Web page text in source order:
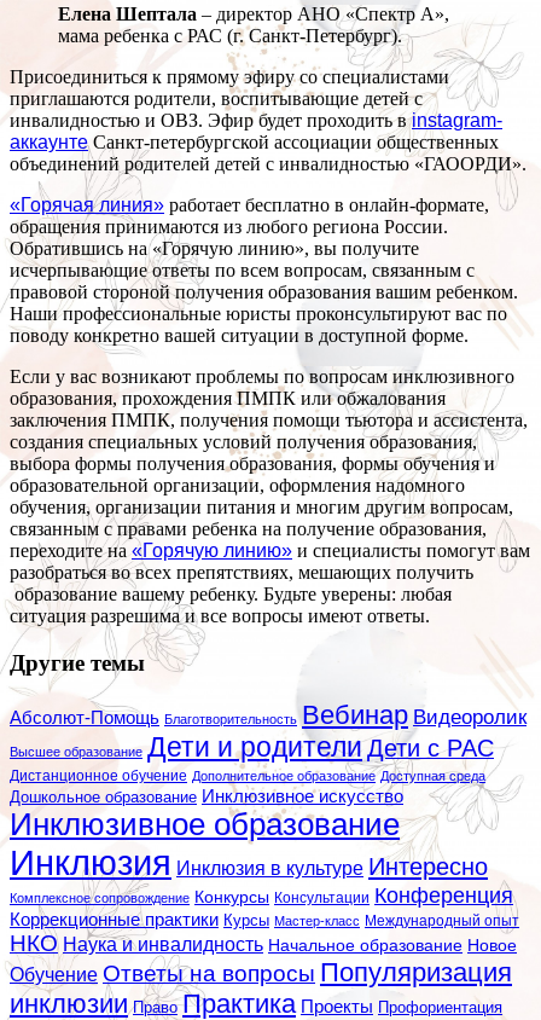
Елена Шептала – директор АНО «Спектр А»,
мама ребенка с РАС (г. Санкт-Петербург).
Присоединиться к прямому эфиру со специалистами
приглашаются родители, воспитывающие детей с
инвалидностью и ОВЗ. Эфир будет проходить вinstagram-
аккаунтеСанкт-петербургской ассоциации общественных
объединений родителей детей с инвалидностью «ГАООРДИ».
«Горячая линия» работает бесплатно в онлайн-формате,
обращения принимаются из любого региона России.
Обратившись на «Горячую линию», вы получите
исчерпывающие ответы по всем вопросам, связанным с
правовой стороной получения образования вашим ребенком.
Наши профессиональные юристы проконсультируют вас по
поводу конкретно вашей ситуации в доступной форме.
Если у вас возникают проблемы по вопросам инклюзивного
образования, прохождения ПМПК или обжалования
заключения ПМПК, получения помощи тьютора и ассистента,
создания специальных условий получения образования,
выбора формы получения образования, формы обучения и
образовательной организации, оформления надомного
обучения, организации питания и многим другим вопросам,
связанным с правами ребенка на получение образования,
переходите на «Горячую линию» и специалисты помогут вам
разобраться во всех препятствиях, мешающих получить
образование вашему ребенку. Будьте уверены: любая
ситуация разрешима и все вопросы имеют ответы.
Другие темы
Абсолют-Помощь Благотворительность Вебинар Видеоролик
Высшее образование Дети и родители Дети с РАС
Дистанционное обучение Дополнительное образование Доступная среда
Дошкольное образование Инклюзивное искусство
Инклюзивное образование
Инклюзия Инклюзия в культуре Интересно
Комплексное сопровождение Конкурсы Консультации Конференция
Коррекционные практики Курсы Мастер-класс Международный опыт
НКО Наука и инвалидность Начальное образование Новое
Обучение Ответы на вопросы Популяризация
инклюзии Право Практика Проекты Профориентация